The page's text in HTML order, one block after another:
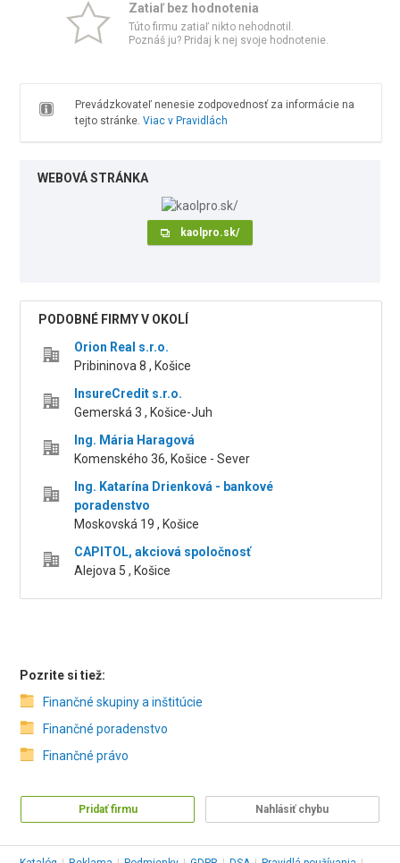
Zatiaľ bez hodnotenia
Túto firmu zatiaľ nikto nehodnotil.
Poznáš ju? Pridaj k nej svoje hodnotenie.
Prevádzkovateľ nenesie zodpovednosť za informácie na
tejto stránke. Viac v Pravidlách
WEBOVÁ STRÁNKA
kaolpro.sk/
PODOBNÉ FIRMY V OKOLÍ
Orion Real s.r.o.
Pribininova 8 , Košice
InsureCredit s.r.o.
Gemerská 3 , Košice-Juh
Ing. Mária Haragová
Komenského 36, Košice - Sever
Ing. Katarína Drienková - bankové
poradenstvo
Moskovská 19 , Košice
CAPITOL, akciová spoločnosť
Alejova 5 , Košice
Pozrite si tiež:
Finančné skupiny a inštitúcie
Finančné poradenstvo
Finančné právo
Pridať firmu Nahlásiť chybu